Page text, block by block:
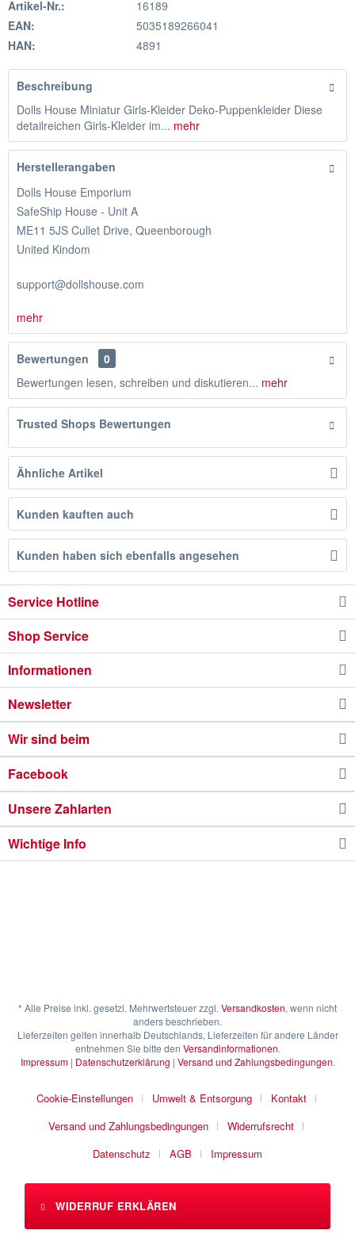
Artikel-Nr.:
16189
EAN:
5035189266041
HAN:
4891
Beschreibung
Dolls House Miniatur Girls-Kleider Deko-Puppenkleider Diese
detailreichen Girls-Kleider im... mehr
Herstellerangaben
Dolls House Emporium
SafeShip House - Unit A
ME11 5JS Cullet Drive, Queenborough
United Kindom
support@dollshouse.com
mehr
Bewertungen
0
Bewertungen lesen, schreiben und diskutieren... mehr
Trusted Shops Bewertungen
Ähnliche Artikel
Kunden kauften auch
Kunden haben sich ebenfalls angesehen
Service Hotline
Shop Service
Informationen
Newsletter
Wir sind beim
Facebook
Unsere Zahlarten
Wichtige Info
* Alle Preise inkl. gesetzl. Mehrwertsteuer zzgl. Versandkosten, wenn nicht
anders beschrieben.
Lieferzeiten gelten innerhalb Deutschlands, Lieferzeiten für andere Länder
entnehmen Sie bitte den Versandinformationen.
Impressum| Datenschutzerklärung | Versand und Zahlungsbedingungen.
Cookie-Einstellungen Umwelt & Entsorgung
Kontakt
Versand und Zahlungsbedingungen
Widerrufsrecht
Datenschutz
AGB Impressum
WIDERRUF ERKLÄREN